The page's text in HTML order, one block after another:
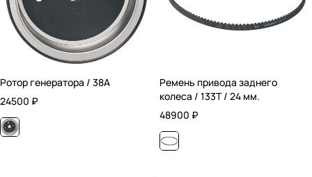
Ротор генератора / 38А
24500 ₽
Ремень привода заднего
колеса / 133T / 24 мм.
48900 ₽